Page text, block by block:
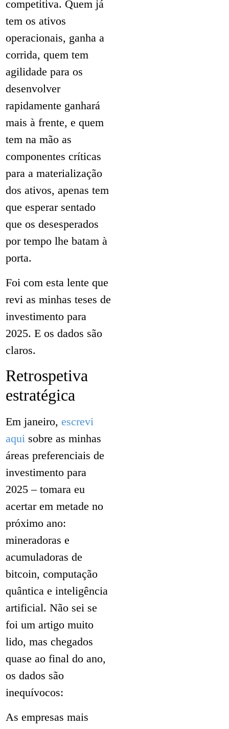
competitiva. Quem já
tem os ativos
operacionais, ganha a
corrida, quem tem
agilidade para os
desenvolver
rapidamente ganhará
mais à frente, e quem
tem na mão as
componentes críticas
para a materialização
dos ativos, apenas tem
que esperar sentado
que os desesperados
por tempo lhe batam à
porta.
Foi com esta lente que
revi as minhas teses de
investimento para
2025. E os dados são
claros.
Retrospetiva
estratégica
Em janeiro, escrevi
aqui sobre as minhas
áreas preferenciais de
investimento para
2025 – tomara eu
acertar em metade no
próximo ano:
mineradoras e
acumuladoras de
bitcoin, computação
quântica e inteligência
artificial. Não sei se
foi um artigo muito
lido, mas chegados
quase ao final do ano,
os dados são
inequívocos:
As empresas mais